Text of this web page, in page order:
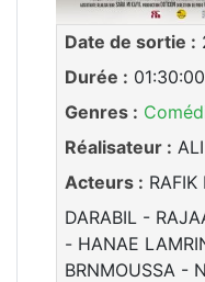
Date de sortie :
Durée : 01:30:00
Genres :
Réalisateur :
Acteurs : RAFIK
DARABIL -
- HANAE
BRNMOUSSA -